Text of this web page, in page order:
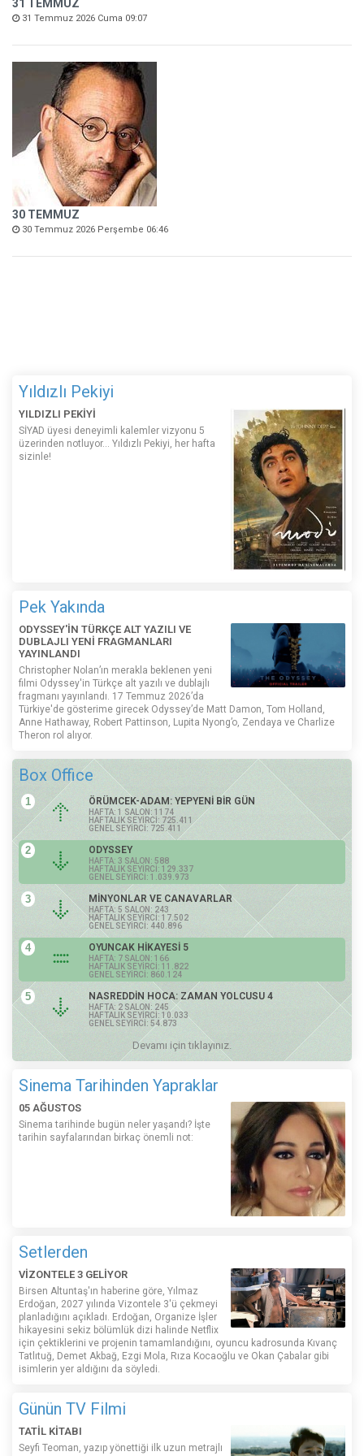
31 TEMMUZ
31 Temmuz 2026 Cuma 09:07
30 TEMMUZ
30 Temmuz 2026 Perşembe 06:46
Yıldızlı Pekiyi
YILDIZLI PEKİYİ
SİYAD üyesi deneyimli kalemler vizyonu 5
üzerinden notluyor... Yıldızlı Pekiyi, her hafta
sizinle!
Pek Yakında
ODYSSEY'İN TÜRKÇE ALT YAZILI VE
DUBLAJLI YENİ FRAGMANLARI
YAYINLANDI
Christopher Nolan’ın merakla beklenen yeni
filmi Odyssey'in Türkçe alt yazılı ve dublajlı
fragmanı yayınlandı. 17 Temmuz 2026’da
Türkiye'de gösterime girecek Odyssey’de Matt Damon, Tom Holland,
Anne Hathaway, Robert Pattinson, Lupita Nyong’o, Zendaya ve Charlize
Theron rol alıyor.
Box Office
1 ÖRÜMCEK-ADAM: YEPYENİ BİR GÜN
HAFTA: 1 SALON: 1174
HAFTALIK SEYİRCİ: 725.411
GENEL SEYİRCİ: 725.411
2 ODYSSEY
HAFTA: 3 SALON: 588
HAFTALIK SEYİRCİ: 129.337
GENEL SEYİRCİ: 1.039.973
3 MİNYONLAR VE CANAVARLAR
HAFTA: 5 SALON: 243
HAFTALIK SEYİRCİ: 17.502
GENEL SEYİRCİ: 440.896
4 OYUNCAK HİKAYESİ 5
HAFTA: 7 SALON: 166
HAFTALIK SEYİRCİ: 11.822
GENEL SEYİRCİ: 860.124
5 NASREDDİN HOCA: ZAMAN YOLCUSU 4
HAFTA: 2 SALON: 245
HAFTALIK SEYİRCİ: 10.033
GENEL SEYİRCİ: 54.873
Devamı için tıklayınız.
Sinema Tarihinden Yapraklar
05 AĞUSTOS
Sinema tarihinde bugün neler yaşandı? İşte
tarihin sayfalarından birkaç önemli not:
Setlerden
VİZONTELE 3 GELİYOR
Birsen Altuntaş'ın haberine göre, Yılmaz
Erdoğan, 2027 yılında Vizontele 3'ü çekmeyi
planladığını açıkladı. Erdoğan, Organize İşler
hikayesini sekiz bölümlük dizi halinde Netflix
için çektiklerini ve projenin tamamlandığını, oyuncu kadrosunda Kıvanç
Tatlıtuğ, Demet Akbağ, Ezgi Mola, Rıza Kocaoğlu ve Okan Çabalar gibi
isimlerin yer aldığını da söyledi.
Günün TV Filmi
TATİL KİTABI
Seyfi Teoman, yazıp yönettiği ilk uzun metrajlı